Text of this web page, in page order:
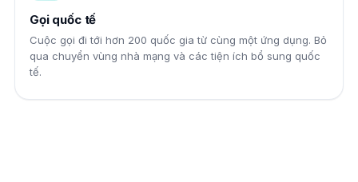
Gọi quốc tế
Cuộc gọi đi tới hơn 200 quốc gia từ cùng một ứng dụng. Bỏ
qua chuyển vùng nhà mạng và các tiện ích bổ sung quốc
tế.